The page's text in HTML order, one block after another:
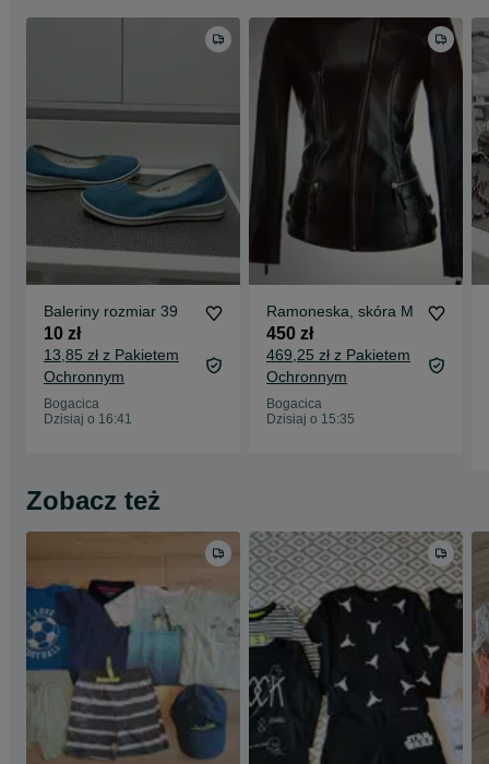
Baleriny rozmiar 39
10 zł
13,85 zł z Pakietem
Ochronnym
Bogacica
Dzisiaj o 16:41
Ramoneska, skóra M
450 zł
469,25 zł z Pakietem
Ochronnym
Bogacica
Dzisiaj o 15:35
Zobacz też